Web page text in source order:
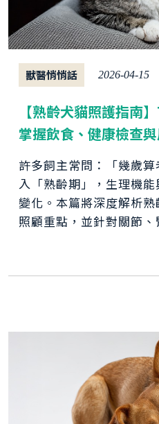
獸醫悄悄話 2026-04-15
【熟齡犬貓照護指南
掌握飲食、健康檢查
許多飼主常問：「幾歲
入「熟齡期」，生理機
變化。本篇將深度解析
照顧重點，並針對關節
物營養補充與居家環境
孩的健康生活，讓銀髮